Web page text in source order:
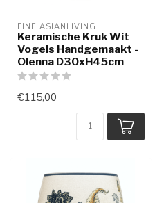
FINE ASIANLIVING
Keramische Kruk Wit
Vogels Handgemaakt -
Olenna D30xH45cm
€115,00